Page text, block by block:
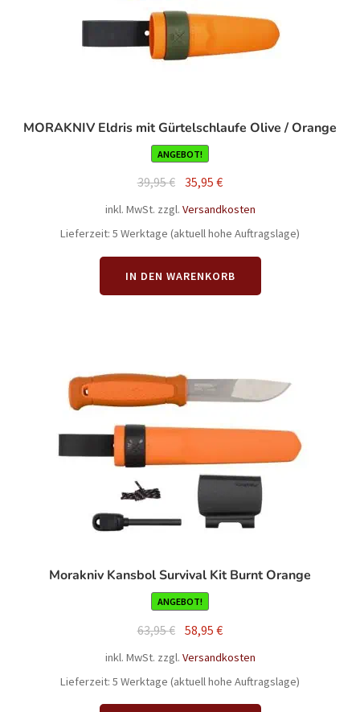
MORAKNIV Eldris mit Gürtelschlaufe Olive / Orange
ANGEBOT!
39,95€ Ursprünglicher
Preis
39,95 €
35,95€Aktueller
Preis
35,95 €.
inkl. MwSt. zzgl. Versandkosten
Lieferzeit: 5 Werktage (aktuell hohe Auftragslage)
IN DEN WARENKORB
Morakniv Kansbol Survival Kit Burnt Orange
ANGEBOT!
63,95€ Ursprünglicher
63,95 €
58,95€Aktueller
58,95 €.
inkl. MwSt. zzgl. Versandkosten
Lieferzeit: 5 Werktage (aktuell hohe Auftragslage)